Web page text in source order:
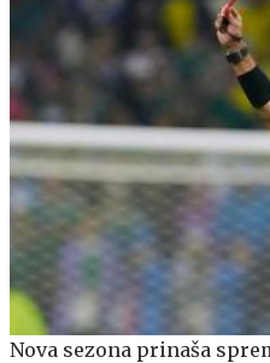
Nova sezona prinaša